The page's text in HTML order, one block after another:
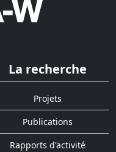
La recherche
Projets
Publications
Rapports d'activité